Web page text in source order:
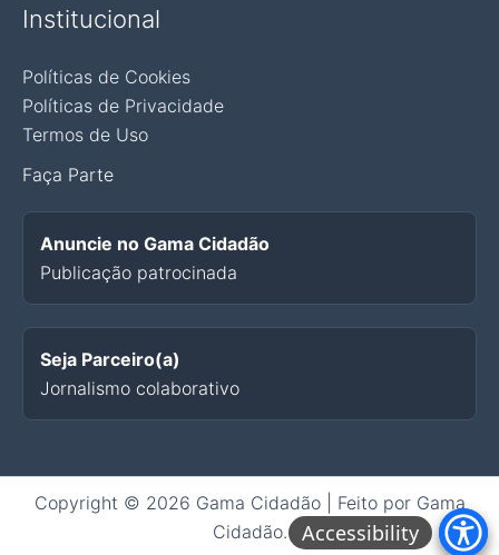
Institucional
Políticas de Cookies
Políticas de Privacidade
Termos de Uso
Faça Parte
Anuncie no Gama Cidadão
Publicação patrocinada
Seja Parceiro(a)
Jornalismo colaborativo
Copyright © 2026 Gama Cidadão | Feito por Gama
Cidadão.
Accessibility